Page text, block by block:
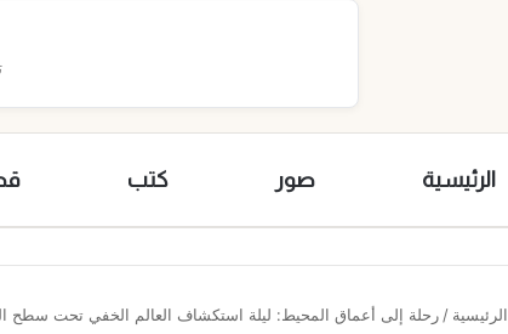
الرئيسية صور كتب
الرئيسية / رحلة إلى أعماق المحيط: ليلة استكشاف العالم الخفي تحت سطح